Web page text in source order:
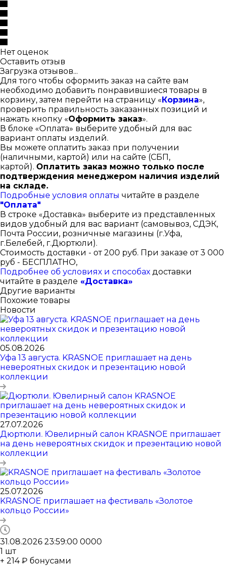
Нет оценок
Оставить отзыв
Загрузка отзывов...
Для того чтобы оформить заказ на сайте вам
необходимо добавить понравившиеся товары в
корзину, затем перейти на страницу «Корзина»,
проверить правильность заказанных позиций и
нажать кнопку «Оформить заказ».
В блоке «Оплата» выберите удобный для вас
вариант оплаты изделий.
Вы можете оплатить заказ при получении
(наличными, картой) или на сайте (СБП,
картой). Оплатить заказ можно только после
подтверждения менеджером наличия изделий
на складе.
Подробные условия оплаты читайте в разделе
"Оплата"
В строке «Доставка» выберите из представленных
видов удобный для вас вариант (самовывоз, СДЭК,
Почта России, розничные магазины (г.Уфа,
г.Белебей, г.Дюртюли).
Стоимость доставки - от 200 руб. При заказе от 3 000
руб - БЕСПЛАТНО,
Подробнее об условиях и способах доставки
читайте в разделе «Доставка»
Другие варианты
Похожие товары
Новости
05.08.2026
Уфа 13 августа. KRASNOE приглашает на день
невероятных скидок и презентацию новой
коллекции
27.07.2026
Дюртюли. Ювелирный салон KRASNOE приглашает
на день невероятных скидок и презентацию новой
коллекции
25.07.2026
KRASNOE приглашает на фестиваль «Золотое
кольцо России»
31.08.2026 23:59:00 0000
1 шт
+ 214 ₽ бонусами